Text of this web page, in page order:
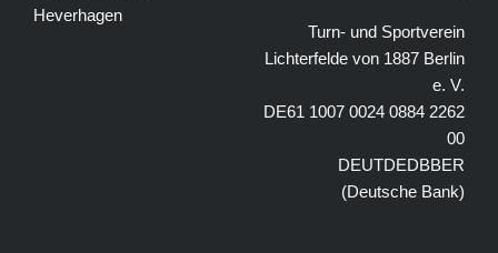
Heverhagen
Turn- und Sportverein
Lichterfelde von 1887 Berlin
e. V.
DE61 1007 0024 0884 2262
00
DEUTDEDBBER
(Deutsche Bank)